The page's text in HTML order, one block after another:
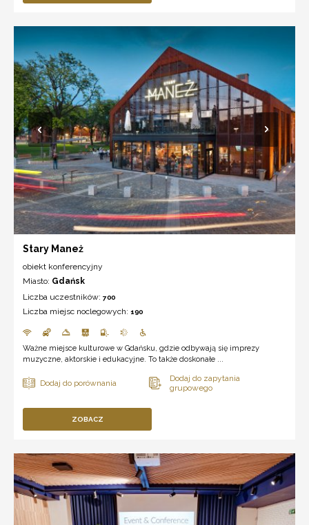
Stary Maneż
obiekt konferencyjny
Miasto: Gdańsk
Liczba uczestników: 700
Liczba miejsc noclegowych: 190
Ważne miejsce kulturowe w Gdańsku, gdzie odbywają się imprezy
muzyczne, aktorskie i edukacyjne. To także doskonałe ...
ZOBACZ